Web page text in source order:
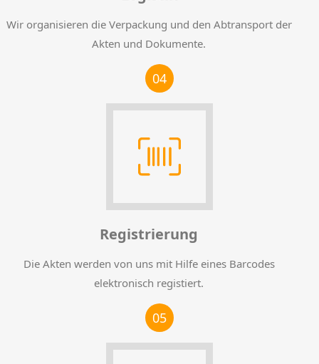
Wir organisieren die Verpackung und den Abtransport der
Akten und Dokumente.
04
Registrierung
Die Akten werden von uns mit Hilfe eines Barcodes
elektronisch registiert.
05